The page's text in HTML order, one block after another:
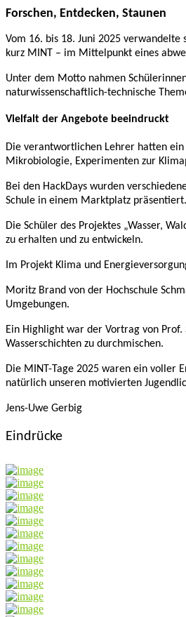
Forschen, Entdecken, Staunen
Vom 16. bis 18. Juni 2025
kurz MINT – im Mittelpunkt eines
Unter dem Motto nahmen
naturwissenschaftlich-technische
Vielfalt der Angebote beeindruckt
Die verantwortlichen Lehrer hatten
Mikrobiologie, Experimenten zur
Bei den HackDays wurden
Schule in einem Marktplatz
Die Schüler des Projektes „Wasser,
zu erhalten und zu entwickeln.
Im Projekt Klima und
Moritz Brand von der Hochschule
Umgebungen.
Ein Highlight war der Vortrag von
Wasserschichten zu durchmischen.
Die MINT-Tage 2025 waren ein voller
natürlich unseren motivierten
Jens-Uwe Gerbig
Eindrücke